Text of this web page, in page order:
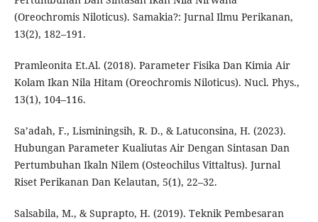
(Oreochromis Niloticus). Samakia?: Jurnal Ilmu Perikanan,
13(2), 182–191.
Pramleonita Et.Al. (2018). Parameter Fisika Dan Kimia Air
Kolam Ikan Nila Hitam (Oreochromis Niloticus). Nucl. Phys.,
13(1), 104–116.
Sa’adah, F., Lisminingsih, R. D., & Latuconsina, H. (2023).
Hubungan Parameter Kualiutas Air Dengan Sintasan Dan
Pertumbuhan Ikaln Nilem (Osteochilus Vittaltus). Jurnal
Riset Perikanan Dan Kelautan, 5(1), 22–32.
Salsabila, M., & Suprapto, H. (2019). Teknik Pembesaran